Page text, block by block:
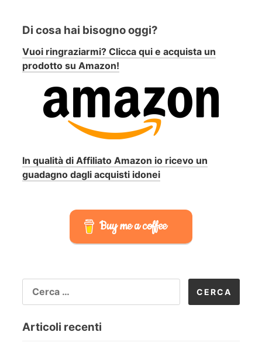
Di cosa hai bisogno oggi?
Vuoi ringraziarmi? Clicca qui e acquista un
prodotto su Amazon!
In qualità di Affiliato Amazon io ricevo un
guadagno dagli acquisti idonei
Buy me a coffee
PER:
Articoli recenti